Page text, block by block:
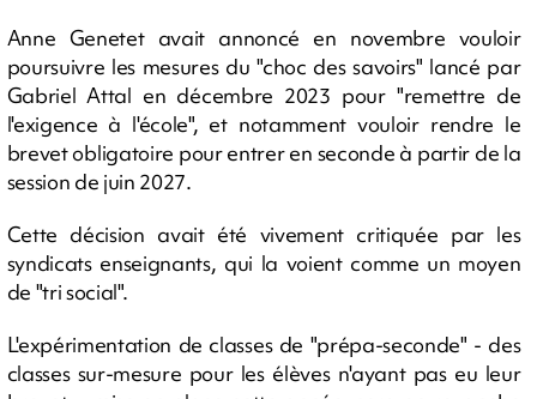
Anne Genetet avait annoncé en novembre vouloir
poursuivre les mesures du "choc des savoirs" lancé par
Gabriel Attal en décembre 2023 pour "remettre de
l'exigence à l'école", et notamment vouloir rendre le
brevet obligatoire pour entrer en seconde à partir de la
session de juin 2027.
Cette décision avait été vivement critiquée par les
syndicats enseignants, qui la voient comme un moyen
de "tri social".
L'expérimentation de classes de "prépa-seconde" - des
classes sur-mesure pour les élèves n'ayant pas eu leur